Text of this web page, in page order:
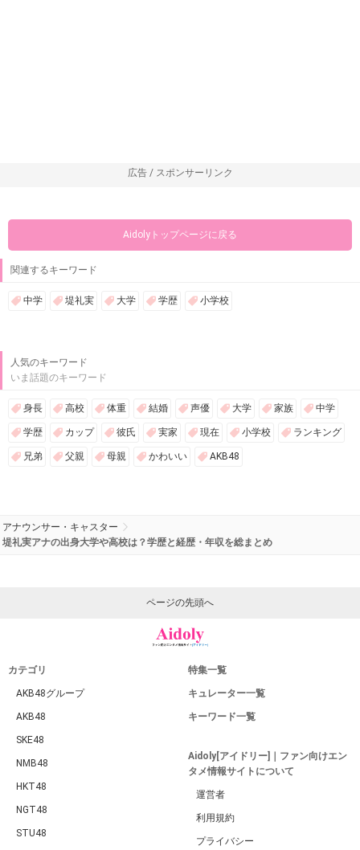
広告 / スポンサーリンク
Aidolyトップページに戻る
関連するキーワード
中学 堤礼実 大学 学歴 小学校
人気のキーワード
いま話題のキーワード
身長 高校 体重 結婚 声優 大学 家族 中学
学歴 カップ 彼氏 実家 現在 小学校 ランキング
兄弟 父親 母親 かわいい AKB48
アナウンサー・キャスター
堤礼実アナの出身大学や高校は？学歴と経歴・年収を総まとめ
ページの先頭へ
カテゴリ
AKB48グループ
AKB48
SKE48
NMB48
HKT48
NGT48
STU48
特集一覧
キュレーター一覧
キーワード一覧
Aidoly[アイドリー]｜ファン向けエン
タメ情報サイトについて
運営者
利用規約
プライバシー